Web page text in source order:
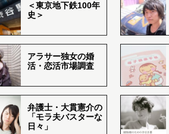
＜東京地下鉄100年
史＞
アラサー独女の婚
活・恋活市場調査
弁護士・大貫憲介の
「モラ夫バスターな
日々」